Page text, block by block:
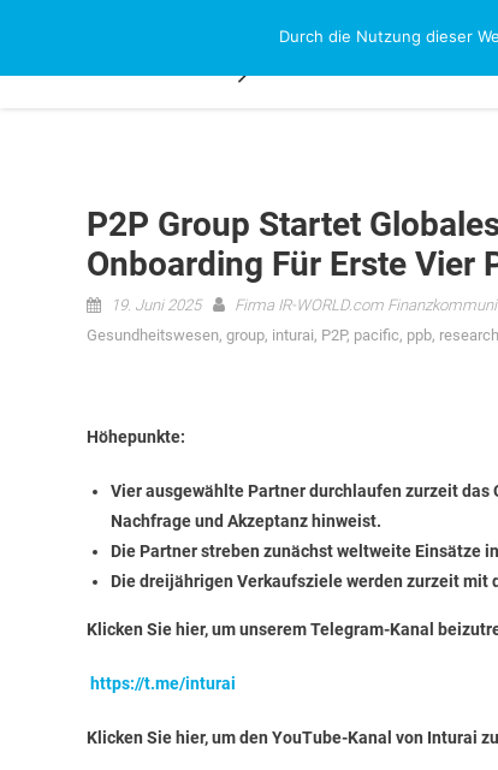
content
NEWS-
P2P Group Startet
Onboarding Für Erste Vier
19. Juni 2025 Firma IR-WORLD.com
Gesundheitswesen, group, inturai, P2P, pacific, ppb, research
Höhepunkte:
Vier ausgewählte Partner durchlaufen zurzeit das
Nachfrage und Akzeptanz hinweist.
Die Partner streben zunächst weltweite Einsätze
Die dreijährigen Verkaufsziele werden zurzeit
Klicken Sie hier, um unserem Telegram-Kanal
https://t.me/inturai
Klicken Sie hier, um den YouTube-Kanal von Inturai
Durch die Nutzung dieser